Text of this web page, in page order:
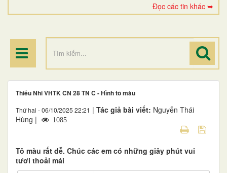
Đọc các tin khác ➥
ĐIỂM HÀNH HƯƠNG
Thiếu Nhi VHTK CN 28 TN C - Hình tô màu
Thứ hai - 06/10/2025 22:21 | Tác giả bài viết: Nguyễn Thái
Hùng |
1085
Tô màu rất dễ. Chúc các em có những giây phút vui
tươi thoải mái